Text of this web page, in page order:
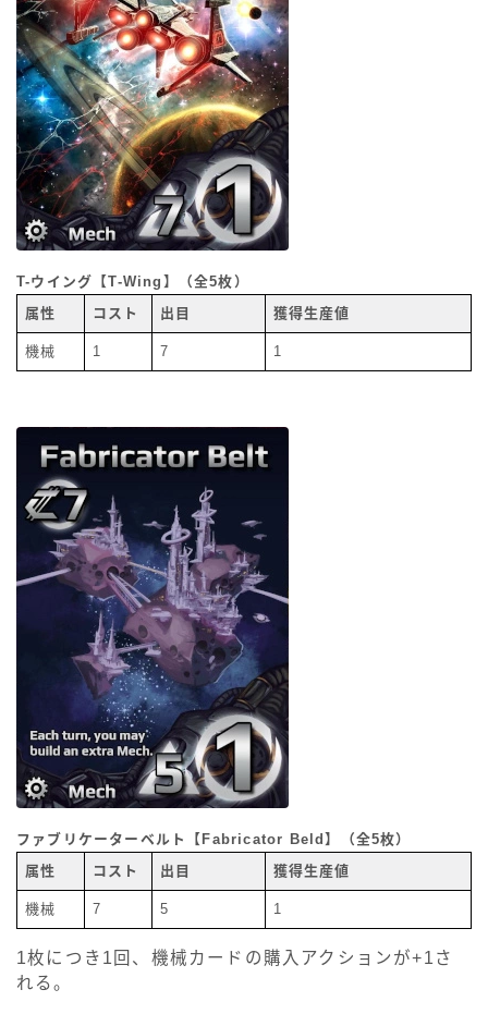
T-ウイング【T-Wing】（全5枚）
属性
コスト 出目 獲得生産値
機械 1 7 1
ファブリケーターベルト【Fabricator Beld】（全5枚）
属性
コスト 出目 獲得生産値
機械 7 5 1
1枚につき1回、機械カードの購入アクションが+1さ
れる。